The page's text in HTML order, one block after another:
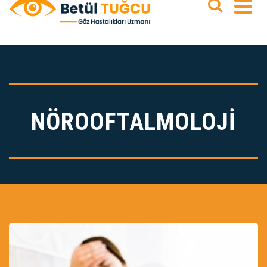
NÖROOFTALMOLOJİ